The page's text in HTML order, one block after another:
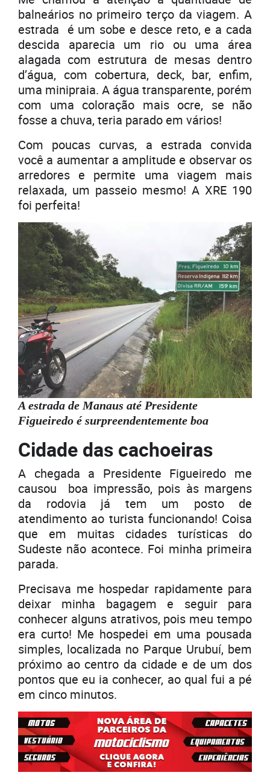
balneários no primeiro terço da viagem. A
estrada é um sobe e desce reto, e a cada
descida aparecia um rio ou uma área
alagada com estrutura de mesas dentro
d’água, com cobertura, deck, bar, enfim,
uma minipraia. A água transparente, porém
com uma coloração mais ocre, se não
fosse a chuva, teria parado em vários!
Com poucas curvas, a estrada convida
você a aumentar a amplitude e observar os
arredores e permite uma viagem mais
relaxada, um passeio mesmo! A XRE 190
foi perfeita!
A estrada de Manaus até Presidente
Figueiredo é surpreendentemente boa
Cidade das cachoeiras
A chegada a Presidente Figueiredo me
causou boa impressão, pois às margens
da rodovia já tem um posto de
atendimento ao turista funcionando! Coisa
que em muitas cidades turísticas do
Sudeste não acontece. Foi minha primeira
parada.
Precisava me hospedar rapidamente para
deixar minha bagagem e seguir para
conhecer alguns atrativos, pois meu tempo
era curto! Me hospedei em uma pousada
simples, localizada no Parque Urubuí, bem
próximo ao centro da cidade e de um dos
pontos que eu ia conhecer, ao qual fui a pé
em cinco minutos.